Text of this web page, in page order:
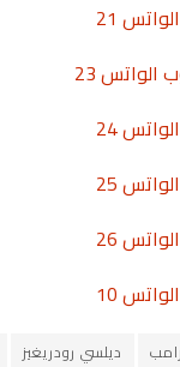
21
23
24
25
26
10
ديلسي رودريغيز